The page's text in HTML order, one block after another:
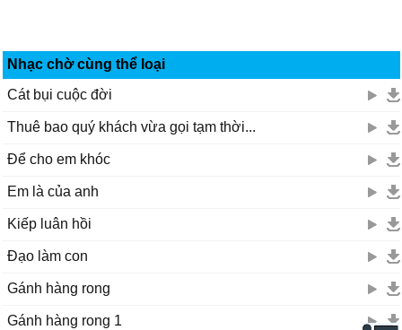
Nhạc chờ cùng thể loại
Cát bụi cuộc đời
Thuê bao quý khách vừa gọi tạm thời...
Để cho em khóc
Em là của anh
Kiếp luân hồi
Đạo làm con
Gánh hàng rong
Gánh hàng rong 1